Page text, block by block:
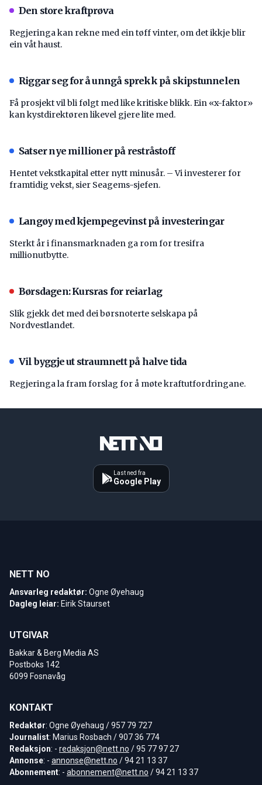
Den store kraftprøva
Regjeringa kan rekne med ein tøff vinter, om det ikkje blir
ein våt haust.
Riggar seg for å unngå sprekk på skipstunnelen
Få prosjekt vil bli følgt med like kritiske blikk. Ein «x-faktor»
kan kystdirektøren likevel gjere lite med.
Satser nye millioner på restråstoff
Hentet vekstkapital etter nytt minusår. – Vi investerer for
framtidig vekst, sier Seagems-sjefen.
Langøy med kjempegevinst på investeringar
Sterkt år i finansmarknaden ga rom for tresifra
millionutbytte.
Børsdagen: Kursras for reiarlag
Slik gjekk det med dei børsnoterte selskapa på
Nordvestlandet.
Vil byggje ut straumnett på halve tida
Regjeringa la fram forslag for å møte kraftutfordringane.
Last ned fra
Google Play
NETT NO
Ansvarleg redaktør: Ogne Øyehaug
Dagleg leiar: Eirik Staurset
UTGIVAR
Bakkar & Berg Media AS
Postboks 142
6099 Fosnavåg
KONTAKT
Redaktør: Ogne Øyehaug / 957 79 727
Journalist: Marius Rosbach / 907 36 774
Redaksjon: - redaksjon@nett.no / 95 77 97 27
Annonse: - annonse@nett.no / 94 21 13 37
Abonnement: - abonnement@nett.no / 94 21 13 37